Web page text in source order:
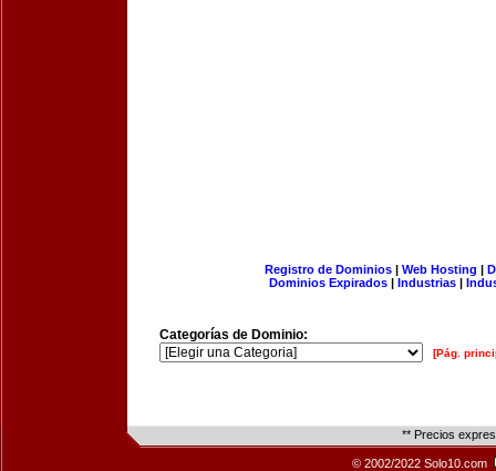
Registro de Dominios| Web Hosting |
Dominios Expirados | Industrias |
Categorías de Dominio:
[Pág.
** Precios
© 2002/2022 Solo10.com